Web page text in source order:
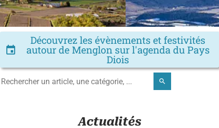
insert_invitation
Découvrez les évènements et festivités
autour de Menglon sur l'agenda du Pays
Diois
search
Actualités